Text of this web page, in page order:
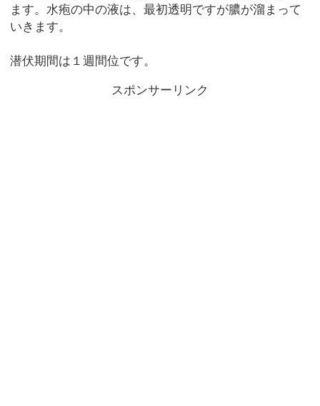
ます。水疱の中の液は、最初透明ですが膿が溜まって
いきます。
潜伏期間は１週間位です。
スポンサーリンク